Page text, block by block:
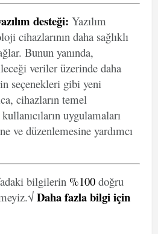
desteği: Yazılım
cihazlarının daha sağlıklı
Bunun yanında,
veriler üzerinde daha
seçenekleri gibi yeni
cihazların temel
uygulamaları
ve düzenlemesine yardımcı
bilgilerin %100 doğru
Daha fazla bilgi için